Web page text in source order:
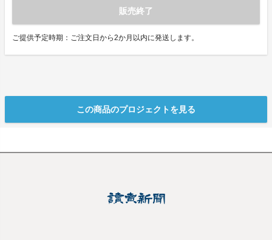
販売終了
ご提供予定時期：ご注文日から2か月以内に発送します。
この商品のプロジェクトを見る